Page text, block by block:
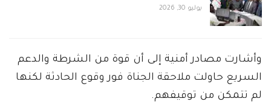
يوليو 30, 2026
وأشارت مصادر أمنية إلى أن قوة من الشرطة والدعم
السريع حاولت ملاحقة الجناة فور وقوع الحادثة لكنها
لم تتمكن من توقيفهم.